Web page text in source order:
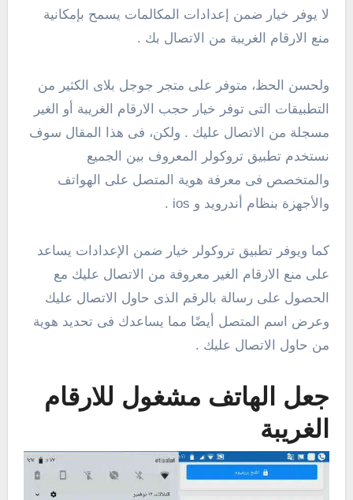
لا يوفر خيار ضمن إعدادات المكالمات يسمح بإمكانية
منع الارقام الغريبة من الاتصال بك .
ولحسن الحظ، متوفر على متجر جوجل بلاى الكثير من
التطبيقات التى توفر خيار حجب الارقام الغريبة أو الغير
مسجلة من الاتصال عليك . ولكن، فى هذا المقال سوف
نستخدم تطبيق تروكولر المعروف بين الجميع
والمتخصص فى معرفة هوية المتصل على الهواتف
والأجهزة بنظام أندرويد و ios .
كما ويوفر تطبيق تروكولر خيار ضمن الإعدادات يساعد
على منع الارقام الغير معروفة من الاتصال عليك مع
الحصول على رسالة بالرقم الذى حاول الاتصال عليك
وعرض اسم المتصل أيضًا مما يساعدك فى تحديد هوية
من حاول الاتصال عليك .
جعل الهاتف مشغول للارقام
الغريبة